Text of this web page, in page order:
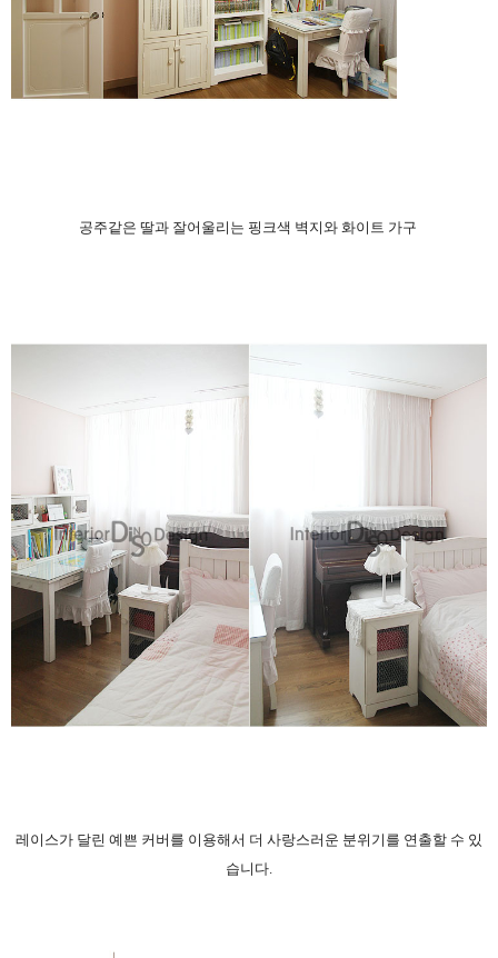
공주같은 딸과 잘어울리는 핑크색 벽지와 화이트 가구
레이스가 달린 예쁜 커버를 이용해서 더 사랑스러운 분위기를 연출할 수 있
습니다.